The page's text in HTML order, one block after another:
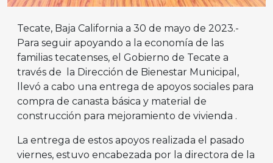
Tecate, Baja California a 30 de mayo de 2023.-
Para seguir apoyando a la economía de las
familias tecatenses, el Gobierno de Tecate a
través de la Dirección de Bienestar Municipal,
llevó a cabo una entrega de apoyos sociales para
compra de canasta básica y material de
construcción para mejoramiento de vivienda .
La entrega de estos apoyos realizada el pasado
viernes, estuvo encabezada por la directora de la